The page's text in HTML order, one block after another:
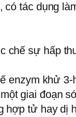
tác dụng
chế sự hấp
khử
giai đoạn
hợp tử hay